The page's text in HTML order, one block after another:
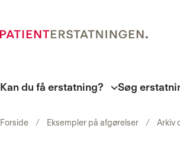
Kan du få erstatning? Søg
Forside Eksempler på afgørelser Arkiv